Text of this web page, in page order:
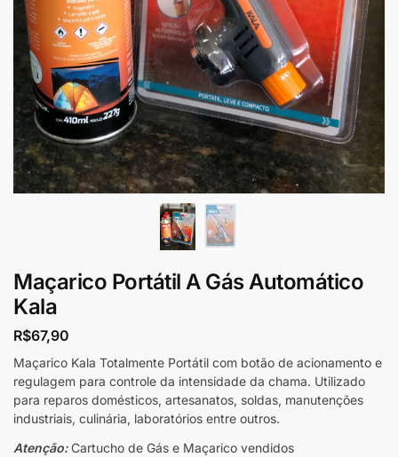
Maçarico Portátil A Gás Automático
Kala
R$67,90
Maçarico Kala Totalmente Portátil com botão de acionamento e
regulagem para controle da intensidade da chama. Utilizado
para reparos domésticos, artesanatos, soldas, manutenções
industriais, culinária, laboratórios entre outros.
Atenção: Cartucho de Gás e Maçarico vendidos